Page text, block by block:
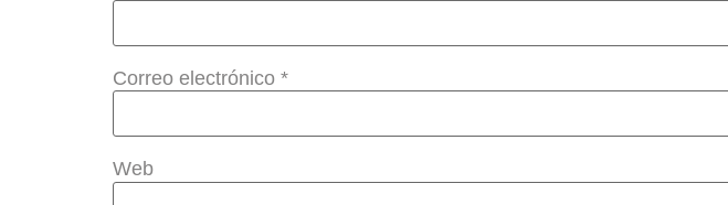
Correo electrónico *
Web